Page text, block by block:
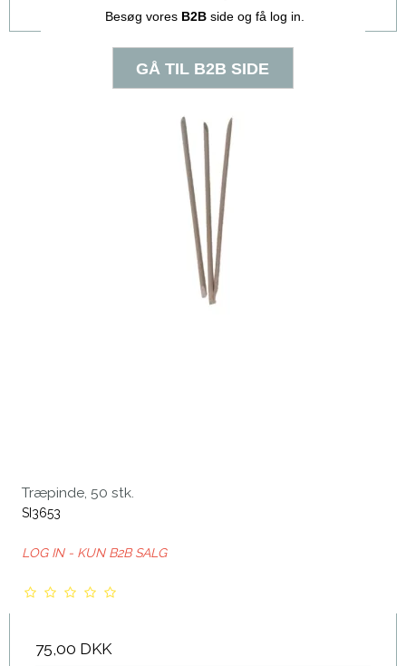
Træpinde, 50 stk.
SI3653
LOG IN - KUN B2B SALG
75,00 DKK